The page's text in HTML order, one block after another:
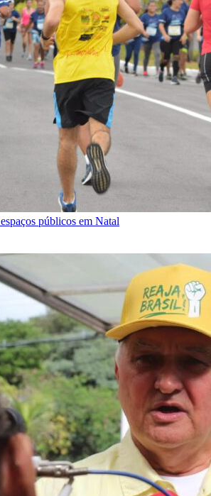
públicos em Natal